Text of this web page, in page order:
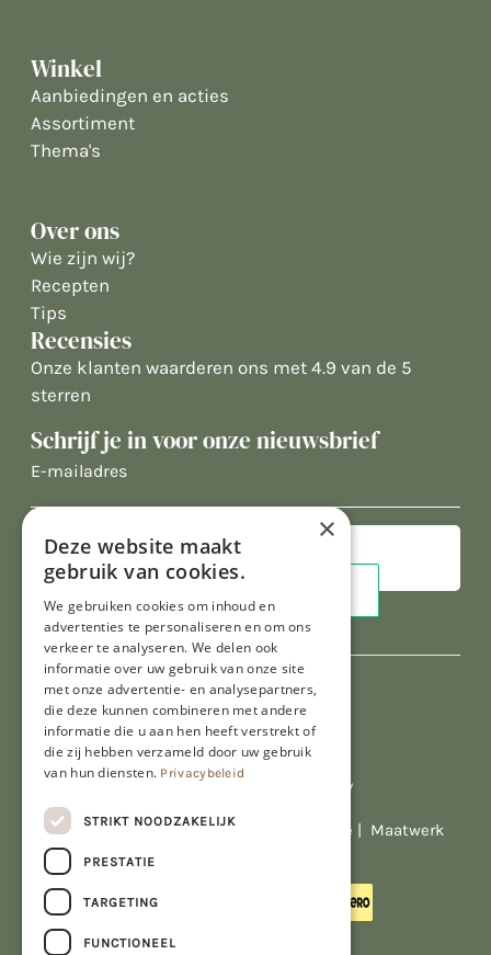
Winkel
Aanbiedingen en acties
Assortiment
Thema's
Over ons
Wie zijn wij?
Recepten
Tips
Recensies
Onze klanten waarderen ons met 4.9 van de 5
sterren
Schrijf je in voor onze nieuwsbrief
E-
Al onze prijzen zijn incl. BTW
© Copyright 2026 Limburgs Bakwinkeltje | Maatwerk
×
Deze website maakt
gebruik van cookies.
We gebruiken cookies om inhoud en
advertenties te personaliseren en om ons
verkeer te analyseren. We delen ook
informatie over uw gebruik van onze site
met onze advertentie- en analysepartners,
die deze kunnen combineren met andere
informatie die u aan hen heeft verstrekt of
die zij hebben verzameld door uw gebruik
van hun diensten. Privacybeleid
STRIKT NOODZAKELIJK
PRESTATIE
TARGETING
FUNCTIONEEL